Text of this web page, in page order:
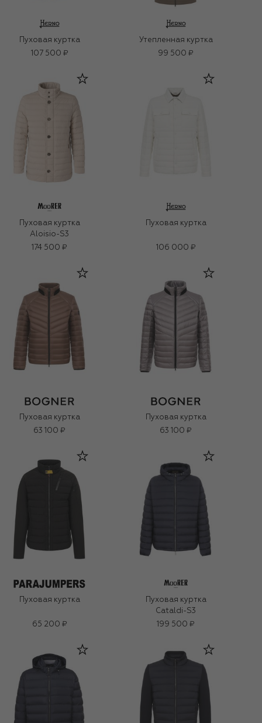
Пуховая куртка
107 500 ₽
Утепленная куртка
99 500 ₽
Пуховая куртка
Aloisio-S3
174 500 ₽
Пуховая куртка
106 000 ₽
Пуховая куртка
63 100 ₽
Пуховая куртка
63 100 ₽
Пуховая куртка
65 200 ₽
Пуховая куртка
Cataldi-S3
199 500 ₽